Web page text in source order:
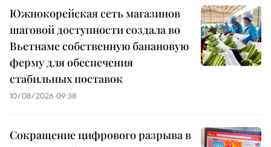
Южнокорейская сеть магазинов
шаговой доступности создала во
Вьетнаме собственную банановую
ферму для обеспечения
стабильных поставок
10/08/2026 09:38
Сокращение цифрового разрыва в